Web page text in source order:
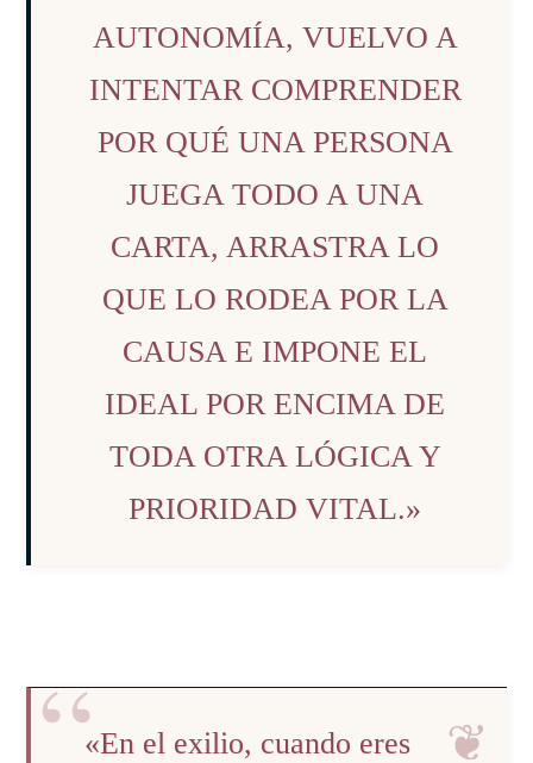
AUTONOMÍA, VUELVO A
INTENTAR COMPRENDER
POR QUÉ UNA PERSONA
JUEGA TODO A UNA
CARTA, ARRASTRA LO
QUE LO RODEA POR LA
CAUSA E IMPONE EL
IDEAL POR ENCIMA DE
TODA OTRA LÓGICA Y
PRIORIDAD VITAL.»
«En el exilio, cuando eres